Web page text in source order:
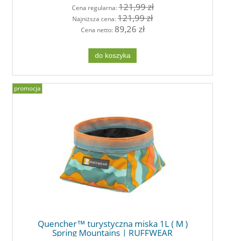
Cena regularna:121,99 zł
Najniższa cena:121,99 zł
Cena netto: 89,26 zł
do koszyka
Quencher™ turystyczna miska 1L ( M )
Spring Mountains | RUFFWEAR
promocja